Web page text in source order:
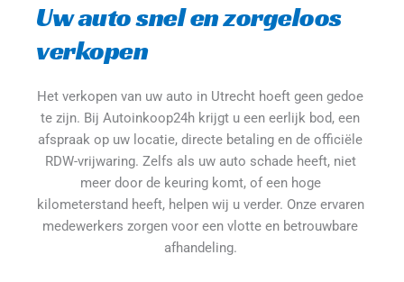
Uw auto snel en zorgeloos
verkopen
Het verkopen van uw auto in Utrecht hoeft geen gedoe
te zijn. Bij Autoinkoop24h krijgt u een eerlijk bod, een
afspraak op uw locatie, directe betaling en de officiële
RDW-vrijwaring. Zelfs als uw auto schade heeft, niet
meer door de keuring komt, of een hoge
kilometerstand heeft, helpen wij u verder. Onze ervaren
medewerkers zorgen voor een vlotte en betrouwbare
afhandeling.